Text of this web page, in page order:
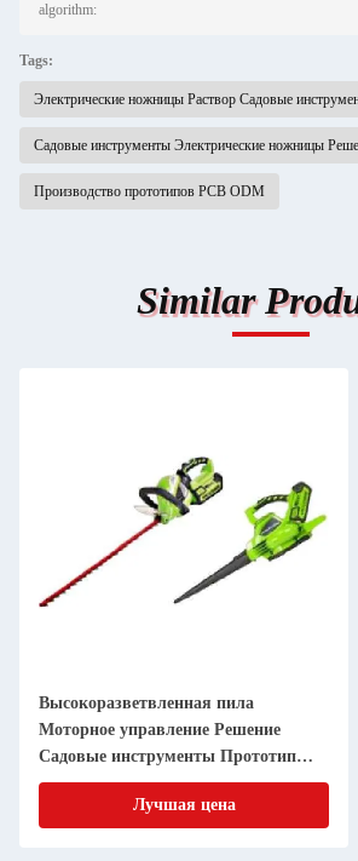
algorithm:
Tags:
Электрические ножницы Раствор Садовые
Садовые инструменты Электрические ножницы
Производство прототипов PCB ODM
Similar
Высокоразветвленная пила
Моторное управление Решение
Садовые инструменты Прототип
PCB-карты Производитель
Лучшая цена